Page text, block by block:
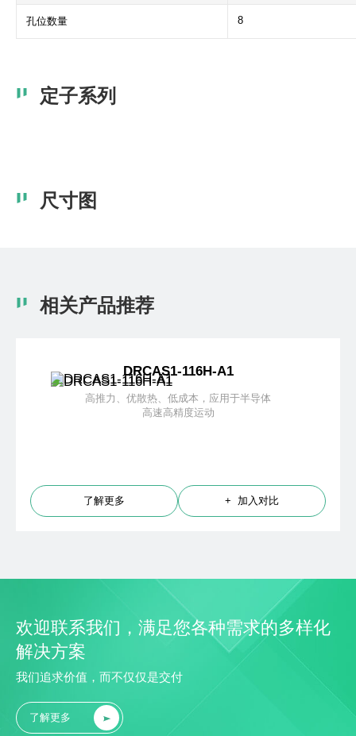
孔位数量 8
定子系列
尺寸图
相关产品推荐
DRCAS1-116H-A1
高推力、优散热、低成本，应用于半导体
高速高精度运动
了解更多 + 加入对比
欢迎联系我们，满足您各种需求的多样化
解决方案
我们追求价值，而不仅仅是交付
了解更多